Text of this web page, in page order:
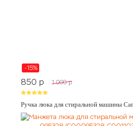
-15%
850 p 1 000 p
Ручка люка для стиральной машины